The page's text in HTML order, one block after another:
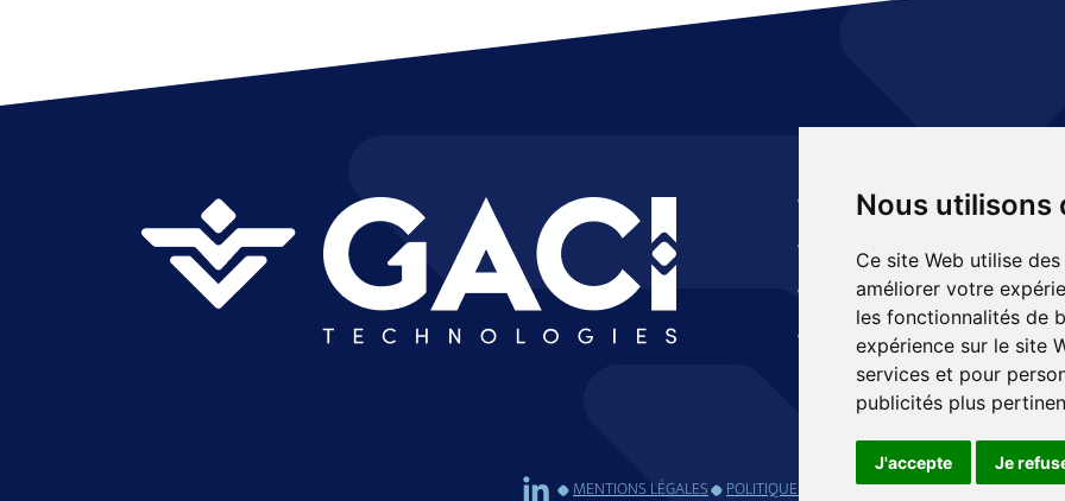
Nous utilisons
Ce site Web utilise
améliorer votre
les fonctionnalités de
expérience sur le site
services et pour
publicités plus
J'accepte Je
A propos
Actualités
Recrutement
Contact
MENTIONS LÉGALES POLITIQUE DE CONFIDENTIALITÉ CHOISIR LES